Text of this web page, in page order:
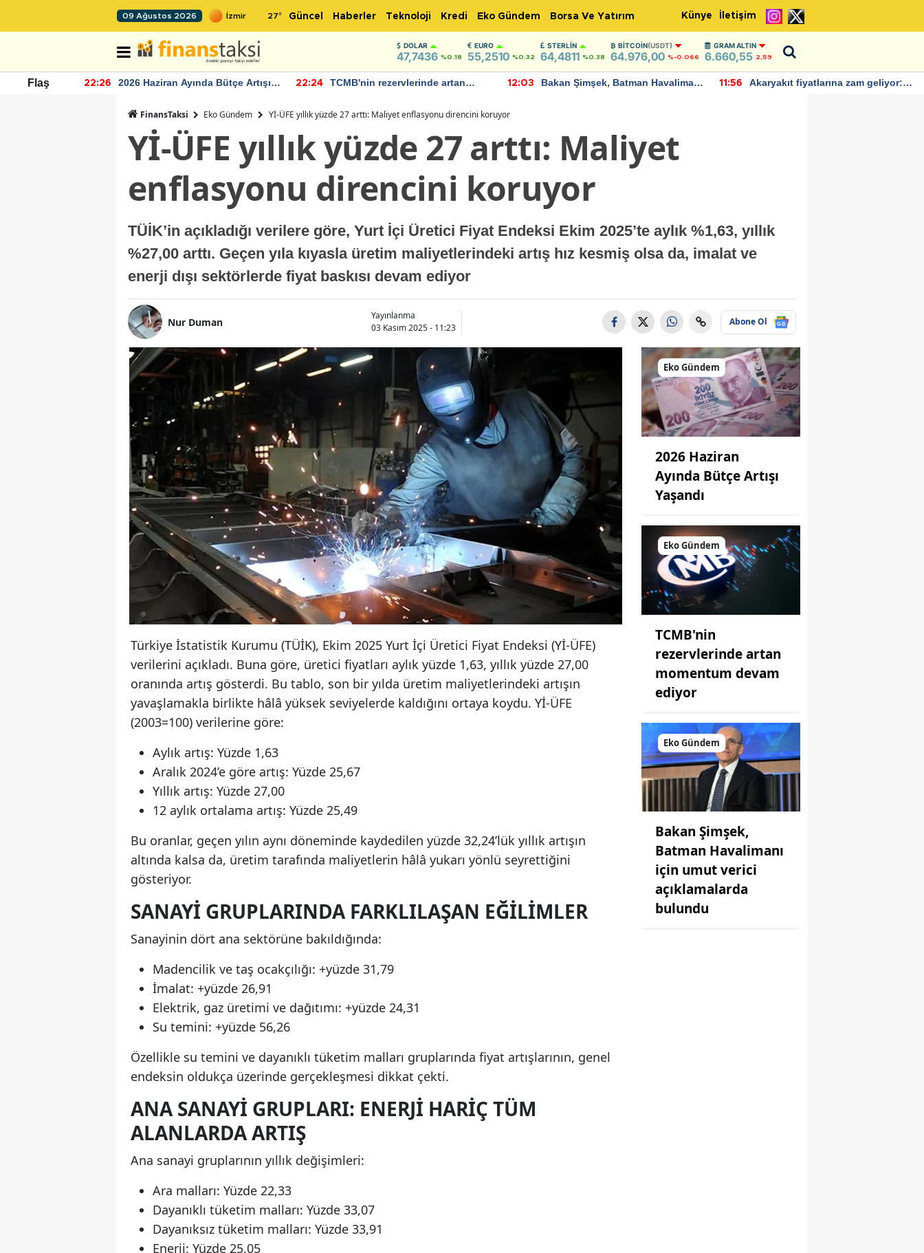
09 Ağustos 2026 27° Güncel Haberler Teknoloji Kredi Eko Gündem Borsa Ve Yatırım Künye İletişim
DOLAR
47,7436 %0.18
EURO
55,2510 %0.32
STERLIN
64,4811 %0.38
BITCOIN(USDT)
64.976,00 %-0.066
GRAM ALTIN
6.660,55 2,59
Flaş 22:26
2026 Haziran Ayında Bütçe Artışı
22:24
TCMB'nin rezervlerinde artan
12:03
Bakan Şimşek, Batman Havalimanı
11:56
Akaryakıt fiyatlarına zam geliyor:
FinansTaksi Eko Gündem Yİ-ÜFE yıllık yüzde 27 arttı: Maliyet enflasyonu direncini koruyor
Yİ-ÜFE yıllık yüzde 27 arttı: Maliyet
enflasyonu direncini koruyor
TÜİK’in açıkladığı verilere göre, Yurt İçi Üretici Fiyat Endeksi Ekim 2025’te aylık %1,63, yıllık
%27,00 arttı. Geçen yıla kıyasla üretim maliyetlerindeki artış hız kesmiş olsa da, imalat ve
enerji dışı sektörlerde fiyat baskısı devam ediyor
Nur Duman
Yayınlanma
03 Kasım 2025 - 11:23
Abone Ol
Türkiye İstatistik Kurumu (TÜİK), Ekim 2025 Yurt İçi Üretici Fiyat Endeksi (Yİ-ÜFE)
verilerini açıkladı. Buna göre, üretici fiyatları aylık yüzde 1,63, yıllık yüzde 27,00
oranında artış gösterdi. Bu tablo, son bir yılda üretim maliyetlerindeki artışın
yavaşlamakla birlikte hâlâ yüksek seviyelerde kaldığını ortaya koydu. Yİ-ÜFE
(2003=100) verilerine göre:
Aylık artış: Yüzde 1,63
Aralık 2024’e göre artış: Yüzde 25,67
Yıllık artış: Yüzde 27,00
12 aylık ortalama artış: Yüzde 25,49
Bu oranlar, geçen yılın aynı döneminde kaydedilen yüzde 32,24’lük yıllık artışın
altında kalsa da, üretim tarafında maliyetlerin hâlâ yukarı yönlü seyrettiğini
gösteriyor.
SANAYI GRUPLARINDA FARKLILAŞAN EĞILIMLER
Sanayinin dört ana sektörüne bakıldığında:
Madencilik ve taş ocakçılığı: +yüzde 31,79
İmalat: +yüzde 26,91
Elektrik, gaz üretimi ve dağıtımı: +yüzde 24,31
Su temini: +yüzde 56,26
Özellikle su temini ve dayanıklı tüketim malları gruplarında fiyat artışlarının, genel
endeksin oldukça üzerinde gerçekleşmesi dikkat çekti.
ANA SANAYI GRUPLARI: ENERJI HARIÇ TÜM
ALANLARDA ARTIŞ
Ana sanayi gruplarının yıllık değişimleri:
Ara malları: Yüzde 22,33
Dayanıklı tüketim malları: Yüzde 33,07
Dayanıksız tüketim malları: Yüzde 33,91
Enerji: Yüzde 25,05
Eko Gündem
2026 Haziran
Ayında Bütçe Artışı
Yaşandı
Eko Gündem
TCMB'nin
rezervlerinde artan
momentum devam
ediyor
Eko Gündem
Bakan Şimşek,
Batman Havalimanı
için umut verici
açıklamalarda
bulundu